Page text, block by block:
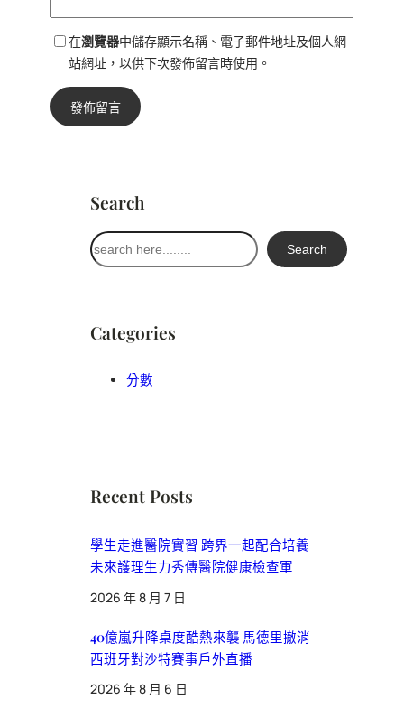
在瀏覽器中儲存顯示名稱、電子郵件地址及個人網
站網址，以供下次發佈留言時使用。
Search
搜
尋
Search
Categories
分數
Recent Posts
學生走進醫院實習 跨界一起配合培養
未來護理生力秀傳醫院健康檢查軍
2026 年 8 月 7 日
40億嵐升降桌度酷熱來襲 馬德里撤消
西班牙對沙特賽事戶外直播
2026 年 8 月 6 日